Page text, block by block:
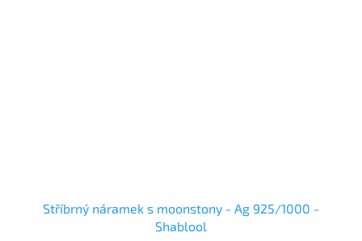
Stříbrný náramek s moonstony - Ag 925/1000 -
Shablool